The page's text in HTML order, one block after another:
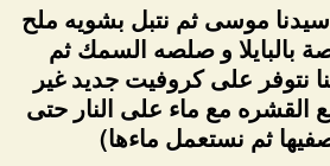
موسى ثم نتبل بشويه ملح
بالبايلا و صلصه السمك ثم
نتوفر على كروفيت جديد غير
مع ماء على النار حتى
ثم نستعمل ماءها)